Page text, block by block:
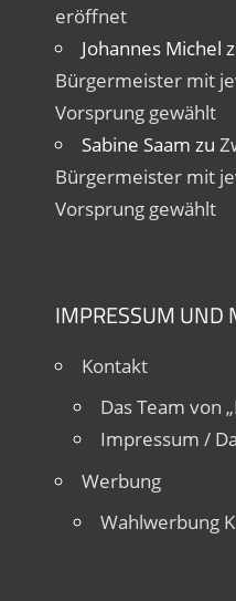
eröffnet
Johannes Michel
Bürgermeister mit
Vorsprung gewählt
Sabine Saam zu
Bürgermeister mit
Vorsprung gewählt
IMPRESSUM UND
Kontakt
Das Team von
Impressum /
Werbung
Wahlwerbung